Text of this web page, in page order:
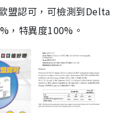
盟認可，可檢測到Delta
，特異度100%。